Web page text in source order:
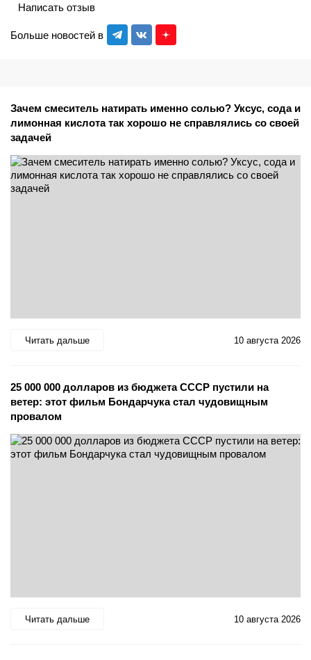
Больше новостей в
Написать отзыв
Зачем смеситель натирать именно солью? Уксус, сода и
лимонная кислота так хорошо не справлялись со своей
задачей
Читать дальше 10 августа 2026
25 000 000 долларов из бюджета СССР пустили на
ветер: этот фильм Бондарчука стал чудовищным
провалом
Читать дальше 10 августа 2026